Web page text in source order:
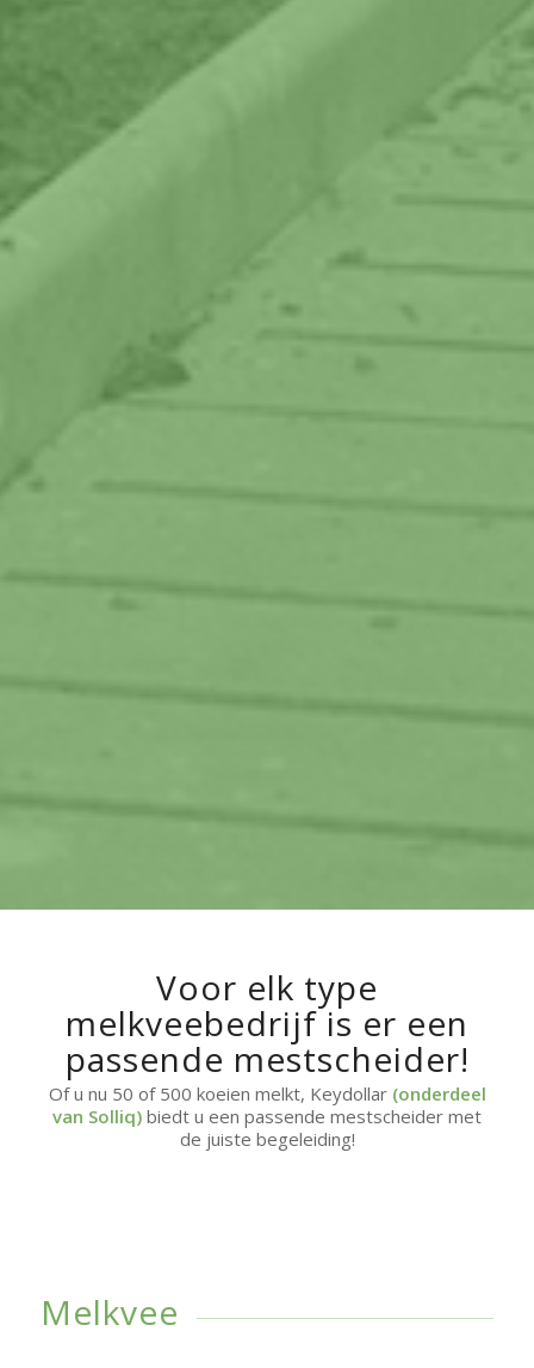
Voor elk type
melkveebedrijf is er een
passende mestscheider!
Of u nu 50 of 500 koeien melkt, Keydollar (onderdeel
van Solliq) biedt u een passende mestscheider met
de juiste begeleiding!
Melkvee